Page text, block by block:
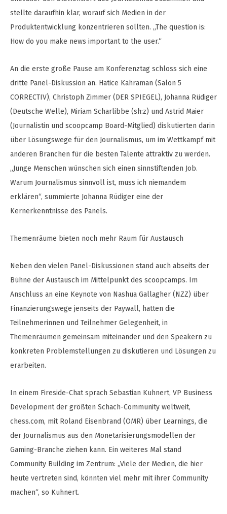
stellte daraufhin klar, worauf sich Medien in der
Produktentwicklung konzentrieren sollten. „The question is:
How do you make news important to the user.“
An die erste große Pause am Konferenztag schloss sich eine
dritte Panel-Diskussion an. Hatice Kahraman (Salon 5
CORRECTIV), Christoph Zimmer (DER SPIEGEL), Johanna Rüdiger
(Deutsche Welle), Miriam Scharlibbe (sh:z) und Astrid Maier
(Journalistin und scoopcamp Board-Mitglied) diskutierten darin
über Lösungswege für den Journalismus, um im Wettkampf mit
anderen Branchen für die besten Talente attraktiv zu werden.
„Junge Menschen wünschen sich einen sinnstiftenden Job.
Warum Journalismus sinnvoll ist, muss ich niemandem
erklären“, summierte Johanna Rüdiger eine der
Kernerkenntnisse des Panels.
Themenräume bieten noch mehr Raum für Austausch
Neben den vielen Panel-Diskussionen stand auch abseits der
Bühne der Austausch im Mittelpunkt des scoopcamps. Im
Anschluss an eine Keynote von Nashua Gallagher (NZZ) über
Finanzierungswege jenseits der Paywall, hatten die
Teilnehmerinnen und Teilnehmer Gelegenheit, in
Themenräumen gemeinsam miteinander und den Speakern zu
konkreten Problemstellungen zu diskutieren und Lösungen zu
erarbeiten.
In einem Fireside-Chat sprach Sebastian Kuhnert, VP Business
Development der größten Schach-Community weltweit,
chess.com, mit Roland Eisenbrand (OMR) über Learnings, die
der Journalismus aus den Monetarisierungsmodellen der
Gaming-Branche ziehen kann. Ein weiteres Mal stand
Community Building im Zentrum: „Viele der Medien, die hier
heute vertreten sind, könnten viel mehr mit ihrer Community
machen“, so Kuhnert.